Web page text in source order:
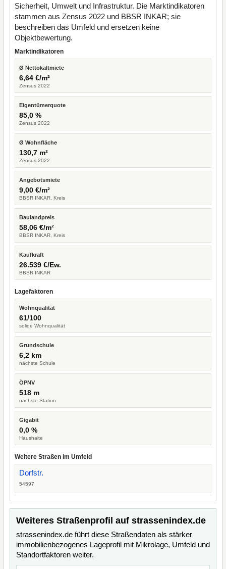
Sicherheit, Umwelt und Infrastruktur. Die Marktindikatoren
stammen aus Zensus 2022 und BBSR INKAR; sie
beschreiben das Umfeld und ersetzen keine
Objektbewertung.
Marktindikatoren
Ø Nettokaltmiete
6,64 €/m²
Zensus 2022
Eigentümerquote
85,0 %
Zensus 2022
Ø Wohnfläche
130,7 m²
Zensus 2022
Angebotsmiete
9,00 €/m²
BBSR INKAR, Kreis
Baulandpreis
58,06 €/m²
BBSR INKAR, Kreis
Kaufkraft
26.539 €/Ew.
BBSR INKAR
Lagefaktoren
Wohnqualität
61/100
solide Wohnqualität
Grundschule
6,2 km
nächste Schule
ÖPNV
518 m
nächste Station
Gigabit
0,0 %
Haushalte
Weitere Straßen im Umfeld
Dorfstr.
54597
Weiteres Straßenprofil auf strassenindex.de
strassenindex.de führt diese Straßendaten als stärker
immobilienbezogenes Lageprofil mit Mikrolage, Umfeld und
Standortfaktoren weiter.